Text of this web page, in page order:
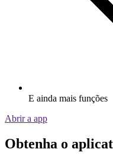
E ainda mais funções
Abrir a app
Obtenha o